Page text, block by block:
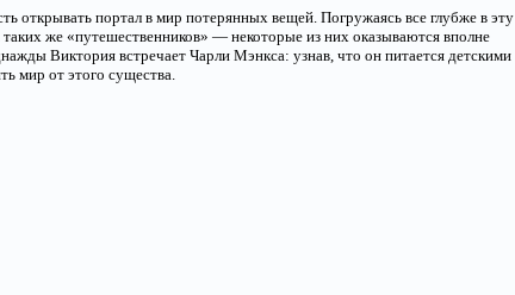
портал в мир потерянных вещей. Погружаясь все глубже в эту
же «путешественников» — некоторые из них оказываются вполне
Виктория встречает Чарли Мэнкса: узнав, что он питается детскими
мир от этого существа.